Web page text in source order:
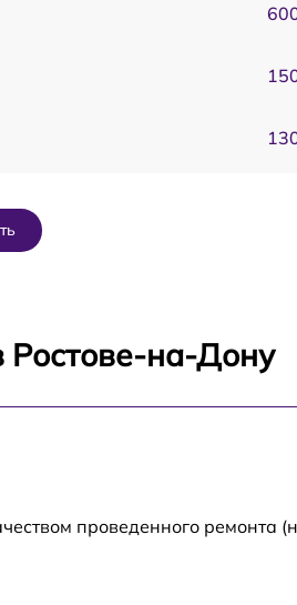
Ростове-на-Дону
проведенного ремонта